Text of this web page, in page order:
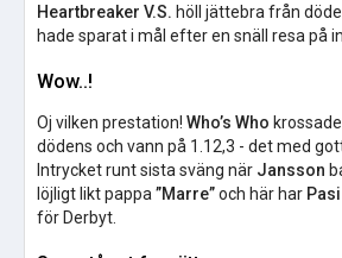
Heartbreaker V.S. höll jättebra från
hade sparat i mål efter en snäll resa på
Wow..!
Oj vilken prestation! Who’s Who krossade
dödens och vann på 1.12,3 - det med
Intrycket runt sista sväng när Jansson
löjligt likt pappa ”Marre”och här har Pasi
för Derbyt.